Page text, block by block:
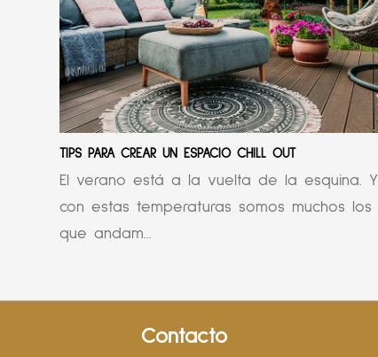
TIPS PARA CREAR UN ESPACIO CHILL OUT
El verano está a la vuelta de la esquina. Y
con estas temperaturas somos muchos los
que andam...
Contacto